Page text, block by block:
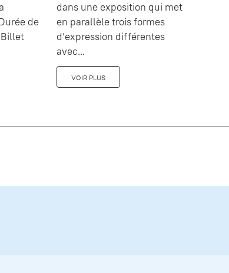
de
Billet
dans une exposition qui met
en parallèle trois formes
d’expression différentes
avec...
VOIR PLUS